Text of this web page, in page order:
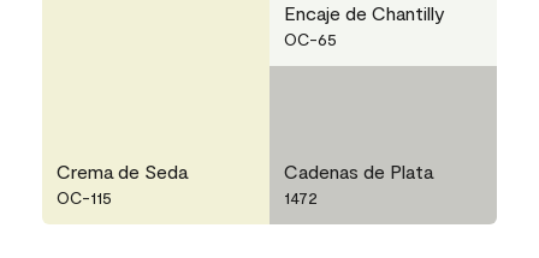
Crema de Seda
OC-115
Encaje de Chantilly
OC-65
Cadenas de Plata
1472